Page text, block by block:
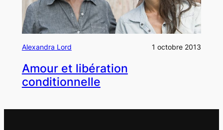
Alexandra Lord 1 octobre 2013
Amour et libération
conditionnelle